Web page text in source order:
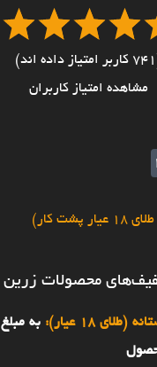
مشاهده امتیاز کاربران
محصولات زرین
18 عیار): به مبلغ